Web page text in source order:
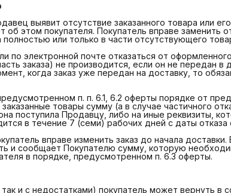
выявит отсутствие заказанного товара или
об этом покупателя. Покупатель вправе заменить
полностью или только в части отсутствующего
по электронной почте отказаться от
заказа) не производится, если он не передан в
когда заказ уже передан на доставку, то
п. п. 6.1, 6.2 оферты порядке от
товары сумму (а в случае частичного
поступила Продавцу, либо на иные реквизиты,
в течение 7 (семи) рабочих дней с даты отказа
вправе изменить заказ до начала доставки.
и сообщает Покупателю сумму, которую
в порядке, предусмотренном п. 6.3 оферты.
и с недостатками) покупатель может вернуть в